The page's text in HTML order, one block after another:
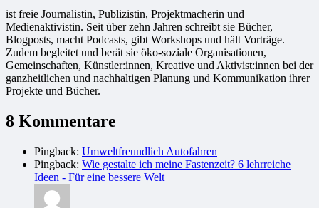
ist freie Jour­na­lis­tin, Publizistin, Projekt­ma­che­rin und
Medienaktivistin. Seit über zehn Jahren schreibt sie Bücher,
Blogposts, macht Podcasts, gibt Workshops und hält Vorträge.
Zudem begleitet und berät sie öko-soziale Organisationen,
Gemeinschaften, Künstler:innen, Kreative und Aktivist:innen bei der
ganzheitlichen und nachhaltigen Planung und Kommunikation ihrer
Projekte und Bücher.
8 Kommentare
Pingback: Umweltfreundlich Autofahren
Pingback: Wie gestalte ich meine Fastenzeit? 6 lehrreiche
Ideen - Für eine bessere Welt